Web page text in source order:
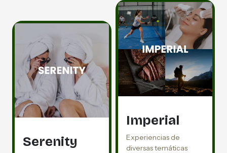
Serenity
Imperial
Experiencias de
diversas temáticas